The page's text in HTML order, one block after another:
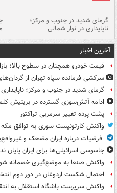
گرمای شدید در جنوب و مرکز؛
ناپایداری در نوار شمالی
آخرین اخبار
قیمت خودرو همچنان در سطوح بالا؛
سرکشی فرمانده سپاه تهران از گردان‌های
گرمای شدید در جنوب و مرکز؛
ادامه آتش‌سوزی گسترده در بریتیش
پشت پرده تغییر سرمربی تراکتور
واکنش کارتونیست سوری به توافق مکه
فرضیات درباره ایران مضحک و
جاسوسی اسرائیلی‌ها برای ایران پایان
واکنش صنعا به موضع‌گیری خصمانه
احتمال شکست اردوغان در دور دوم
واکنش سرپرست باشگاه استقلال به